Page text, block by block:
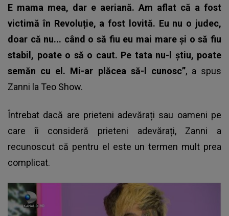
E mama mea, dar e aeriană. Am aflat că a fost
victimă în Revoluție, a fost lovită. Eu nu o judec,
doar că nu... când o să fiu eu mai mare și o să fiu
stabil, poate o să o caut. Pe tata nu-l știu, poate
semăn cu el. Mi-ar plăcea să-l cunosc”, a spus
Zanni la Teo Show.
Întrebat dacă are prieteni adevărați sau oameni pe
care îi consideră prieteni adevărați, Zanni a
recunoscut că pentru el este un termen mult prea
complicat.